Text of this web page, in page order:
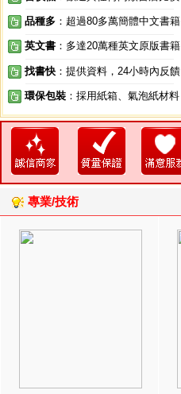
品種多 ：超過80多萬簡體中文書籍
英文書 ：多達20萬種英文原版書籍
找書快 ：提供資料，24小時內反饋
環保包裝 ：採用紙箱、氣泡紙材料
專業/技術